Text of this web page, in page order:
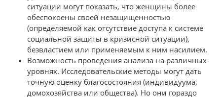
ситуации могут показать, что женщины более
обеспокоены своей незащищенностью
(определяемой как отсутствие доступа к системе
социальной защиты в кризисной ситуации),
безвластием или применяемым к ним насилием.
Возможность проведения анализа на различных
уровнях. Иссле­довательские методы могут дать
точную оценку благосостояния (инди­видуума,
домохозяйства или общества). Но они гораздо